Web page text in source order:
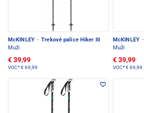
McKINLEY · Trekové palice Hiker III
Muži
€ 39,99
VOC*€ 69,99
McKINLEY ·
Muži
€ 39,99
VOC*€ 69,99